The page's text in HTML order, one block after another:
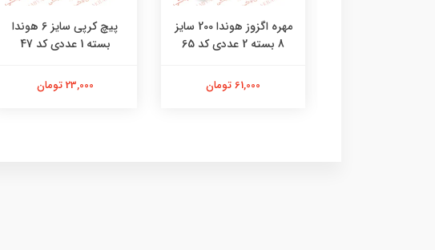
مهره اگزوز هوندا 200 سایز
8 بسته 2 عددی کد 65
61,000 تومان
پیچ کرپی سایز 6 هوندا
بسته 1 عددی کد 47
23,000 تومان